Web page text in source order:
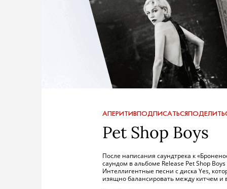
АПЕРИТИВПОДПИСАТЬСЯ
Pet Shop Boys
После написания саундтрека к
саундом в альбоме Release Pet Shop
Интеллигентные песни с диска Yes,
изящно балансировать между китчем и